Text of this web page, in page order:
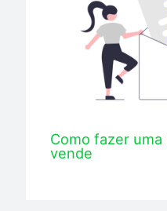
Como fazer
vende